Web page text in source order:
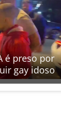
é preso por
gay idoso